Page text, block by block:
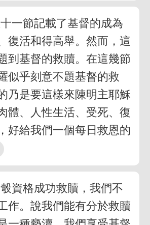
一節記載了基督的成為
復活和得高舉。然而，這
到基督的救贖。在這幾節
似乎刻意不題基督的救
乃是要這樣來陳明主耶穌
體、人性生活、受死、復
好給我們一個每日救恩的
資格成功救贖，我們不
作。說我們能有分於救贖